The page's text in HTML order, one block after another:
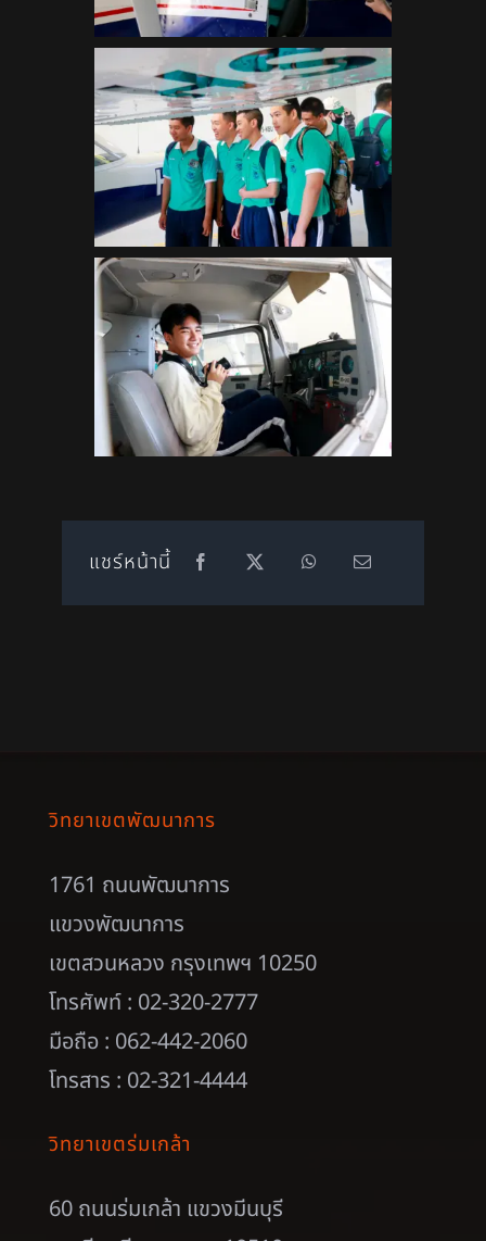
แชร์หน้านี้
วิทยาเขตพัฒนาการ
1761 ถนนพัฒนาการ
แขวงพัฒนาการ
เขตสวนหลวง กรุงเทพฯ 10250
โทรศัพท์ : 02-320-2777
มือถือ : 062-442-2060
โทรสาร : 02-321-4444
วิทยาเขตร่มเกล้า
60 ถนนร่มเกล้า แขวงมีนบุรี